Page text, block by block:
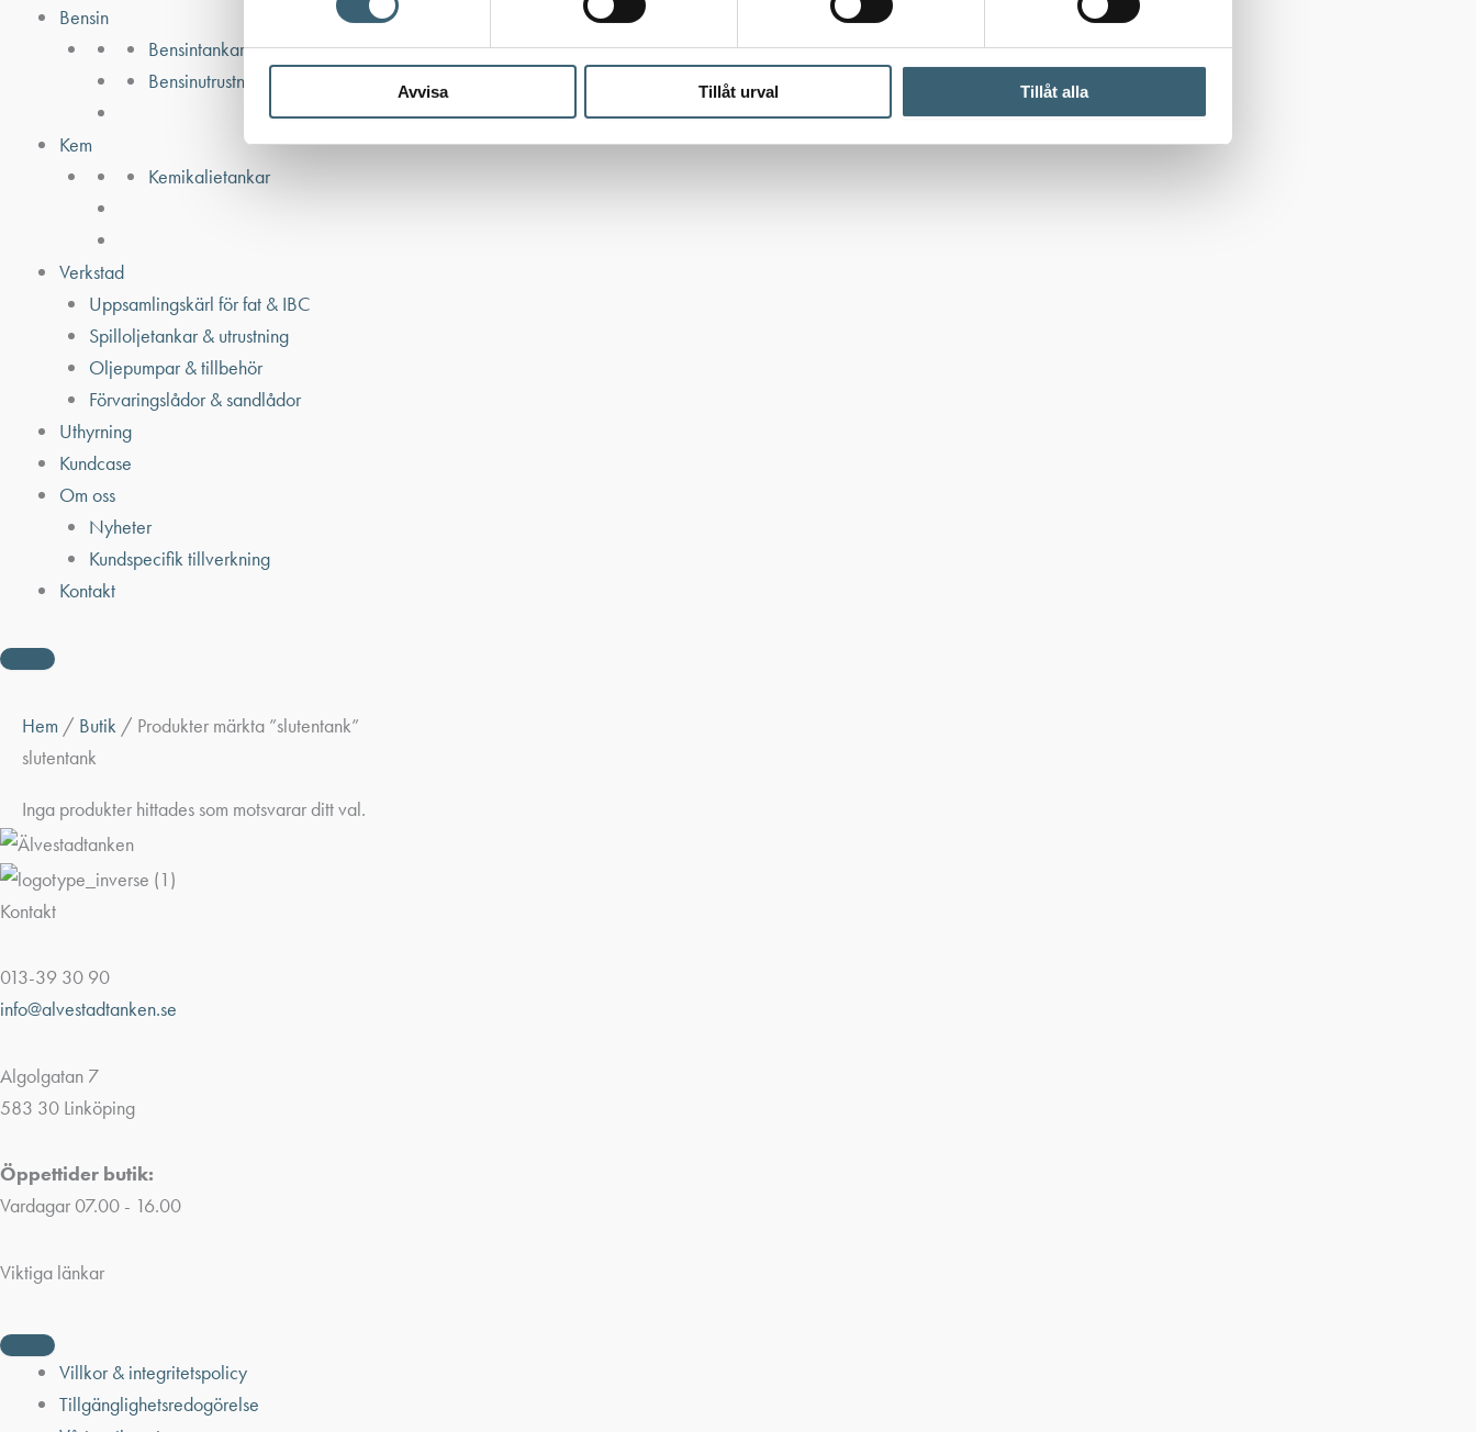
Avvisa Tillåt urval Tillåt alla
Bensin
Bensintankar
Bensinutrustning
Kem
Kemikalietankar
Verkstad
Uppsamlingskärl för fat & IBC
Spilloljetankar & utrustning
Oljepumpar & tillbehör
Förvaringslådor & sandlådor
Uthyrning
Kundcase
Om oss
Nyheter
Kundspecifik tillverkning
Kontakt
Hem / Butik / Produkter märkta ”slutentank”
slutentank
Inga produkter hittades som motsvarar ditt val.
Kontakt
013-39 30 90
info@alvestadtanken.se
Algolgatan 7
583 30 Linköping
Öppettider butik:
Vardagar 07.00 - 16.00
Viktiga länkar
Villkor & integritetspolicy
Tillgänglighetsredogörelse